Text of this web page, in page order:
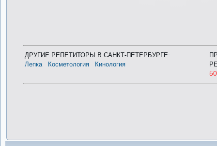
ДРУГИЕ РЕПЕТИТОРЫ В САНКТ-ПЕТЕРБУРГЕ:
Лепка
Косметология Кинология